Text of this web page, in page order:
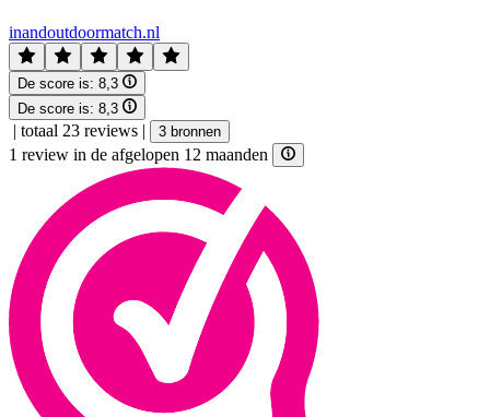
inandoutdoormatch.nl
De score is: 8,3
De score is: 8,3
| totaal 23 reviews | 3 bronnen
1 review in de afgelopen 12 maanden